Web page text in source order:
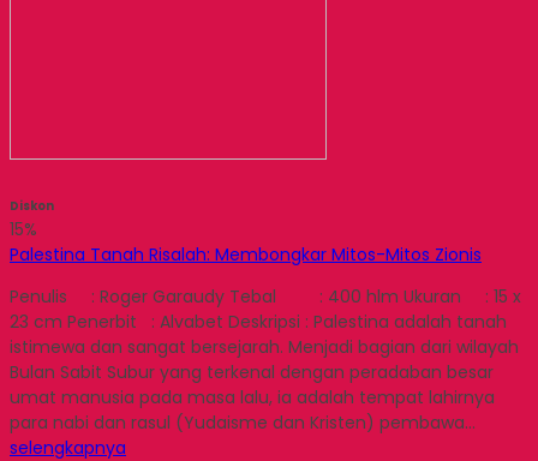
Diskon
15%
Palestina Tanah Risalah: Membongkar Mitos-Mitos Zionis
Penulis : Roger Garaudy Tebal : 400 hlm Ukuran : 15 x
23 cm Penerbit : Alvabet Deskripsi : Palestina adalah tanah
istimewa dan sangat bersejarah. Menjadi bagian dari wilayah
Bulan Sabit Subur yang terkenal dengan peradaban besar
umat manusia pada masa lalu, ia adalah tempat lahirnya
para nabi dan rasul (Yudaisme dan Kristen) pembawa…
selengkapnya